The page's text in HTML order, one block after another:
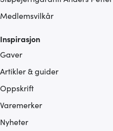
Medlemsvilkår
Inspirasjon
Gaver
Artikler & guider
Oppskrift
Varemerker
Nyheter